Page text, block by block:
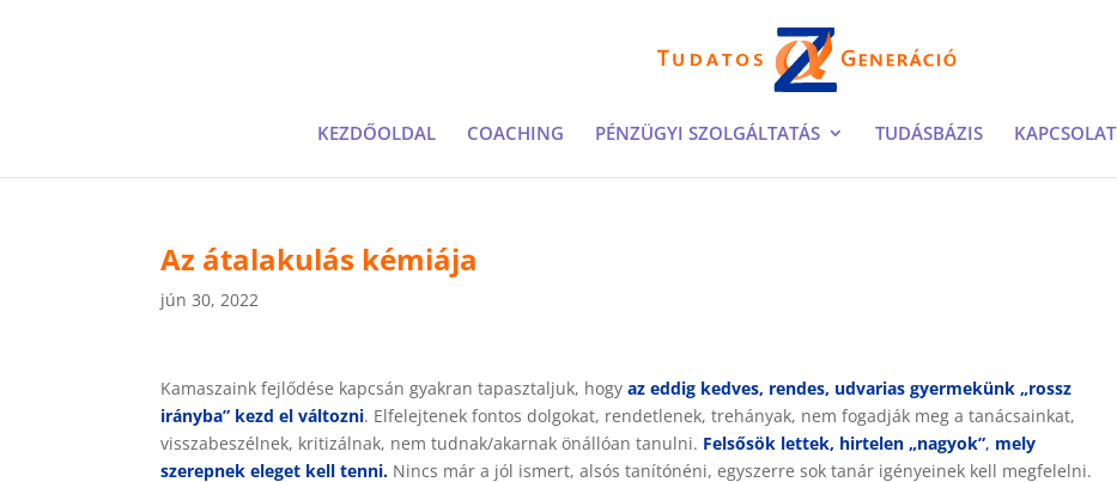
KEZDŐOLDAL COACHING PÉNZÜGYI SZOLGÁLTATÁS TUDÁSBÁZIS KAPCSOLAT
Az átalakulás kémiája
jún 30, 2022
Kamaszaink fejlődése kapcsán gyakran tapasztaljuk, hogy az eddig kedves, rendes, udvarias gyermekünk „rossz
irányba” kezd el változni. Elfelejtenek fontos dolgokat, rendetlenek, trehányak, nem fogadják meg a tanácsainkat,
visszabeszélnek, kritizálnak, nem tudnak/akarnak önállóan tanulni. Felsősök lettek, hirtelen „nagyok”, mely
szerepnek eleget kell tenni. Nincs már a jól ismert, alsós tanítónéni, egyszerre sok tanár igényeinek kell megfelelni.